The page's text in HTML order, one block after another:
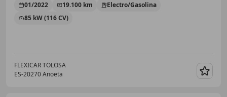
01/2022 19.100 km
Electro/Gasolina
85 kW (116 CV)
FLEXICAR TOLOSA
ES-20270 Anoeta